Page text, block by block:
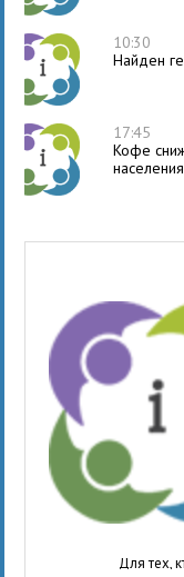
10:30
Найден
17:45
Кофе
населения
Для тех,